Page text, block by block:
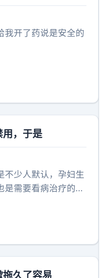
我开了药说是安全的
用，于是
不少人默认，孕妇生
需要看病治疗的普
久了容易